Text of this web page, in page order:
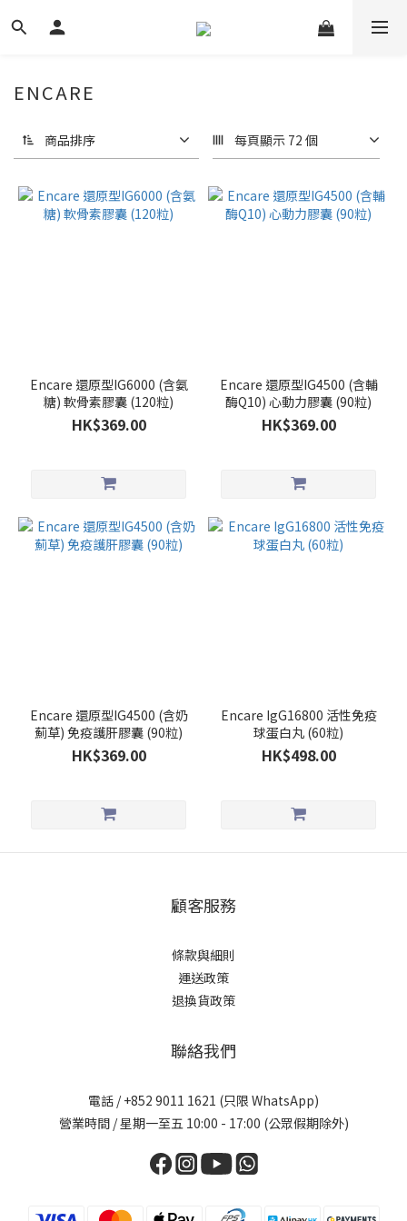
ENCARE
商品排序 每頁顯示 72 個
Encare 還原型IG6000 (含氨
糖) 軟骨素膠囊 (120粒)
HK$369.00
Encare 還原型IG4500 (含輔
酶Q10) 心動力膠囊 (90粒)
HK$369.00
Encare 還原型IG4500 (含奶
薊草) 免疫護肝膠囊 (90粒)
HK$369.00
Encare IgG16800 活性免疫
球蛋白丸 (60粒)
HK$498.00
顧客服務
條款與細則
運送政策
退換貨政策
聯絡我們
電話 / +852 9011 1621 (只限 WhatsApp)
營業時間 / 星期一至五 10:00 - 17:00 (公眾假期除外)